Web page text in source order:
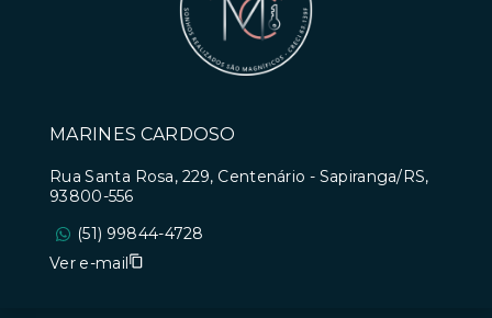
MARINES CARDOSO
Rua Santa Rosa, 229, Centenário - Sapiranga/RS,
93800-556
(51) 99844-4728
Ver e-mail